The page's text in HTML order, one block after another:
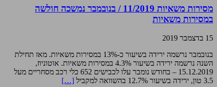
מסירות משאיות 11/2019 / בנובמבר נמשכה חולשה
במסירות משאיות
15 בדצמבר 2019
בנובמבר נרשמה ירידה בשיעור כ-13% במסירות משאיות. מאז תחילת
השנה נרשמה ירידה בשיעור 4.3% במסירות משאיות. אוטוניוז,
15.12.2019 – בחודש נומבר עלו לכבישים 652 כלי רכב מסחריים מעל
3.5 טון, ירידה בשיעור 12.7% בהשוואה למקביל
[…]